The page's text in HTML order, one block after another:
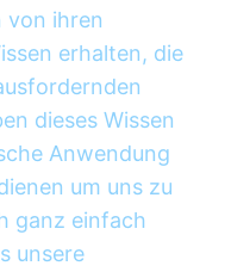
von ihren
erhalten, die
dieses Wissen
Anwendung
um uns zu
ganz einfach
unsere